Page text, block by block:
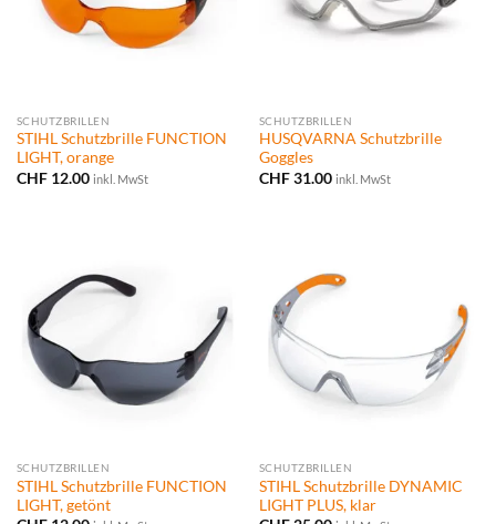
SCHUTZBRILLEN
STIHL Schutzbrille FUNCTION
LIGHT, orange
CHF12.00 inkl. MwSt
SCHUTZBRILLEN
HUSQVARNA Schutzbrille
Goggles
CHF31.00 inkl. MwSt
SCHUTZBRILLEN
STIHL Schutzbrille FUNCTION
LIGHT, getönt
SCHUTZBRILLEN
STIHL Schutzbrille DYNAMIC
LIGHT PLUS, klar